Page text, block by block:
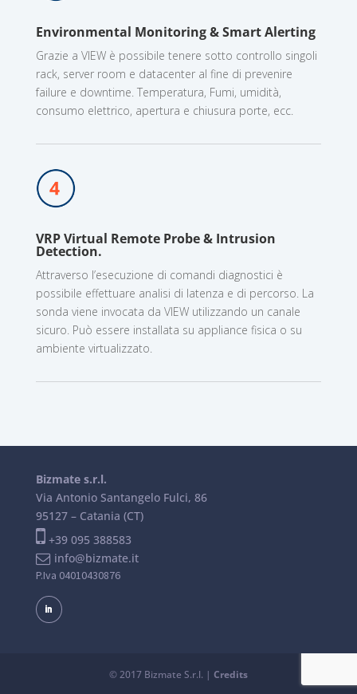
Environmental Monitoring & Smart Alerting
Grazie a VIEW è possibile tenere sotto controllo singoli
rack, server room e datacenter al fine di prevenire
failure e downtime. Temperatura, Fumi, umidità,
consumo elettrico, apertura e chiusura porte, ecc.
VRP Virtual Remote Probe & Intrusion
Detection.
Attraverso l’esecuzione di comandi diagnostici è
possibile effettuare analisi di latenza e di percorso. La
sonda viene invocata da VIEW utilizzando un canale
sicuro. Può essere installata su appliance fisica o su
ambiente virtualizzato.
Bizmate s.r.l.
Via Antonio Santangelo Fulci, 86
95127 – Catania (CT)
+39 095 388583
info@bizmate.it
P.Iva 04010430876
© 2017 Bizmate S.r.l. | Credits